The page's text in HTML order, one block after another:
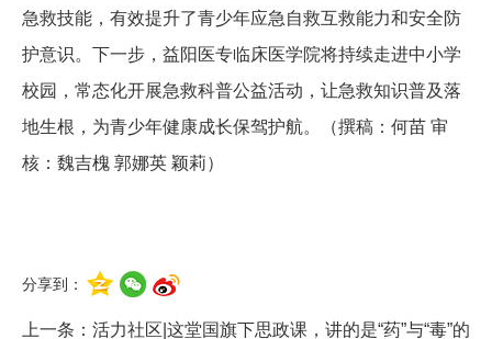
急救技能，有效提升了青少年应急自救互救能力和安全防
护意识。下一步，益阳医专临床医学院将持续走进中小学
校园，常态化开展急救科普公益活动，让急救知识普及落
地生根，为青少年健康成长保驾护航。（撰稿：何苗 审
核：魏吉槐 郭娜英 颖莉）
分享到：
上一条： 活力社区|这堂国旗下思政课，讲的是“药”与“毒”的